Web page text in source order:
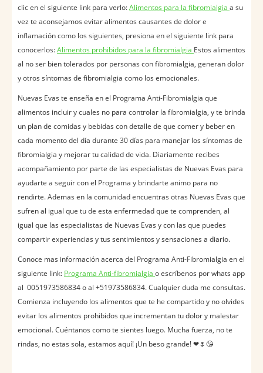
clic en el siguiente link para verlo:Alimentos para la fibromialgia a su
vez te aconsejamos evitar alimentos causantes de dolor e
inflamación como los siguientes, presiona en el siguiente link para
conocerlos:Alimentos prohibidos para la fibromialgia Estos alimentos
al no ser bien tolerados por personas con fibromialgia, generan dolor
y otros síntomas de fibromialgia como los emocionales.
Nuevas Evas te enseña en el Programa Anti-Fibromialgia que
alimentos incluir y cuales no para controlar la fibromialgia, y te brinda
un plan de comidas y bebidas con detalle de que comer y beber en
cada momento del día durante 30 días para manejar los síntomas de
fibromialgia y mejorar tu calidad de vida. Diariamente recibes
acompañamiento por parte de las especialistas de Nuevas Evas para
ayudarte a seguir con el Programa y brindarte animo para no
rendirte. Ademas en la comunidad encuentras otras Nuevas Evas que
sufren al igual que tu de esta enfermedad que te comprenden, al
igual que las especialistas de Nuevas Evas y con las que puedes
compartir experiencias y tus sentimientos y sensaciones a diario.
Conoce mas información acerca del Programa Anti-Fibromialgia en el
siguiente link: Programa Anti-fibromialgia o escríbenos por whats app
al 0051973586834 o al +51973586834. Cualquier duda me consultas.
Comienza incluyendo los alimentos que te he compartido y no olvides
evitar los alimentos prohibidos que incrementan tu dolor y malestar
emocional. Cuéntanos como te sientes luego. Mucha fuerza, no te
rindas, no estas sola, estamos aquí! ¡Un beso grande! ❤🌷😘